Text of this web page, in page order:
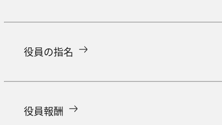
役員の指名
役員報酬